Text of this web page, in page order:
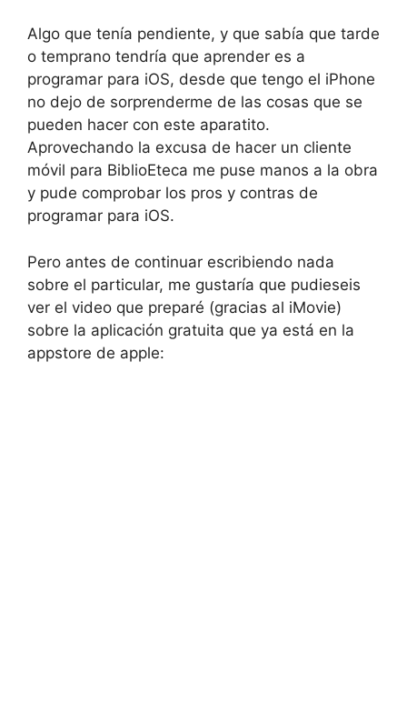
Algo que tenía pendiente, y que sabía que tarde
o temprano tendría que aprender es a
programar para iOS, desde que tengo el iPhone
no dejo de sorprenderme de las cosas que se
pueden hacer con este aparatito.
Aprovechando la excusa de hacer un cliente
móvil para BiblioEteca me puse manos a la obra
y pude comprobar los pros y contras de
programar para iOS.
Pero antes de continuar escribiendo nada
sobre el particular, me gustaría que pudieseis
ver el video que preparé (gracias al iMovie)
sobre la aplicación gratuita que ya está en la
appstore de apple: